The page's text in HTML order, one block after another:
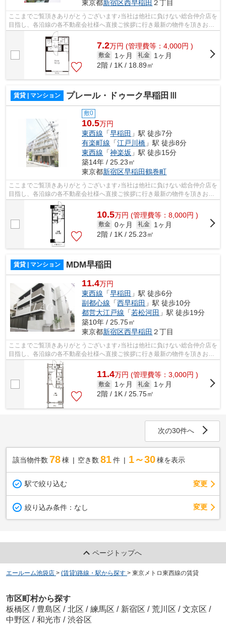
東京都新宿区西早稲田 ２丁目
ここまでご覧頂きありがとうございます♪当社は他社に負けない総合仲介店を
目指し、各沿線の各不動産会社様へ直接ご挨拶に行き最新の物件を頂きお客
様へ提供しております！最新の情報は...
7.2万円 (管理費等：4,000円 )
敷金 1ヶ月 礼金
1ヶ月
2階 / 1K / 18.89㎡
賃貸 | マンション プレール・ドゥーク早稲田Ⅲ
敷0
10.5万円
東西線 「早稲田 」駅 徒歩7分
有楽町線 「江戸川橋 」駅 徒歩8分
東西線 「神楽坂 」駅 徒歩15分
築14年 / 25.23㎡
東京都新宿区早稲田鶴巻町
ここまでご覧頂きありがとうございます♪当社は他社に負けない総合仲介店を
目指し、各沿線の各不動産会社様へ直接ご挨拶に行き最新の物件を頂きお客
様へ提供しております！最新の情報は...
10.5万円 (管理費等：8,000円 )
敷金 0ヶ月 礼金
1ヶ月
2階 / 1K / 25.23㎡
賃貸 | マンション MDM早稲田
11.4万円
東西線 「早稲田 」駅 徒歩6分
副都心線 「西早稲田 」駅 徒歩10分
都営大江戸線 「若松河田 」駅 徒歩19分
築10年 / 25.75㎡
東京都新宿区西早稲田 ２丁目
ここまでご覧頂きありがとうございます♪当社は他社に負けない総合仲介店を
目指し、各沿線の各不動産会社様へ直接ご挨拶に行き最新の物件を頂きお客
様へ提供しております！最新の情報は...
11.4万円 (管理費等：3,000円 )
敷金 1ヶ月 礼金
1ヶ月
2階 / 1K / 25.75㎡
次の30件へ
該当物件数 78棟 空き数 81 件 1～30 棟を表示
駅で絞り込む 変更
絞り込み条件： なし 変更
ページトップへ
エールーム池袋店 > (賃貸)路線・駅から探す > 東京メトロ東西線の賃貸
市区町村から探す
板橋区 / 豊島区 / 北区 / 練馬区 / 新宿区 / 荒川区 / 文京区 /
中野区 / 和光市 / 渋谷区